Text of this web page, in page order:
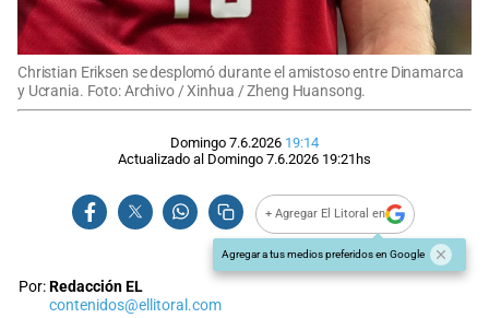
Christian Eriksen se desplomó durante el amistoso entre Dinamarca
y Ucrania. Foto: Archivo / Xinhua / Zheng Huansong.
Domingo 7.6.2026 19:14
Actualizado al Domingo 7.6.2026 19:21hs
+ Agregar El Litoral en
Agregar a tus medios preferidos en Google
Por:Redacción EL
contenidos@ellitoral.com